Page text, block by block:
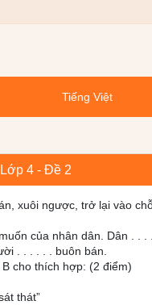
Tiếng Việt
4 - Đề 2
xuôi ngược, trở lại vào
của nhân dân. Dân . .
. . . . . . buôn bán.
cho thích hợp: (2 điểm)
thát”